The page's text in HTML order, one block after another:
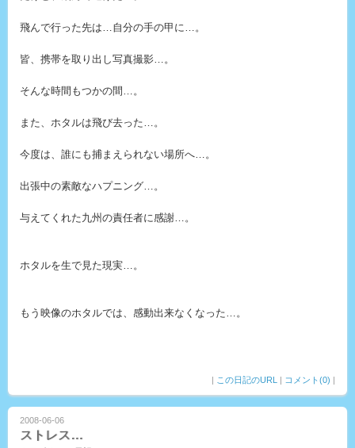
飛んで行った先は…自分の手の甲に…。
皆、携帯を取り出し写真撮影…。
そんな時間もつかの間…。
また、ホタルは飛び去った…。
今度は、誰にも捕まえられない場所へ…。
出張中の素敵なハプニング…。
与えてくれた九州の責任者に感謝…。
ホタルを生で見た現実…。
もう映像のホタルでは、感動出来なくなった…。
| この日記のURL | コメント(0) |
2008-06-06
ストレス…